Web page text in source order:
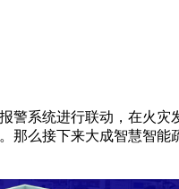
系统进行联动，在火灾
么接下来大成智慧智